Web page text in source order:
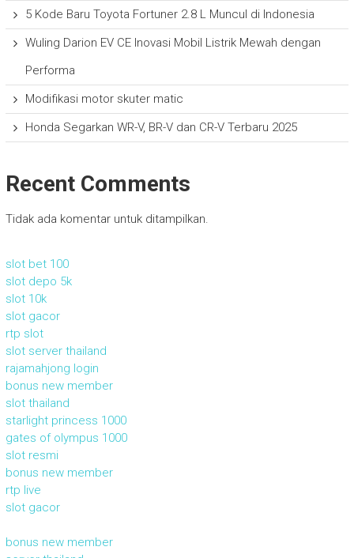
5 Kode Baru Toyota Fortuner 2.8 L Muncul di Indonesia
Wuling Darion EV CE Inovasi Mobil Listrik Mewah dengan
Performa
Modifikasi motor skuter matic
Honda Segarkan WR-V, BR-V dan CR-V Terbaru 2025
Recent Comments
Tidak ada komentar untuk ditampilkan.
slot bet 100
slot depo 5k
slot 10k
slot gacor
rtp slot
slot server thailand
rajamahjong login
bonus new member
slot thailand
starlight princess 1000
gates of olympus 1000
slot resmi
bonus new member
rtp live
slot gacor
bonus new member